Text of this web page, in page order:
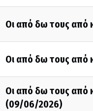
Οι από δω τους από
Οι από δω τους από
Οι από δω τους από
(09/06/2026)